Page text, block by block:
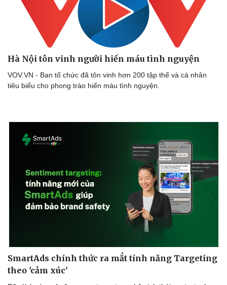
Hà Nội tôn vinh người hiến máu tình nguyện
VOV.VN - Ban tổ chức đã tôn vinh hơn 200 tập thể và cá nhân
tiêu biểu cho phong trào hiến máu tình nguyện.
SmartAds chính thức ra mắt tính năng Targeting
theo 'cảm xúc'